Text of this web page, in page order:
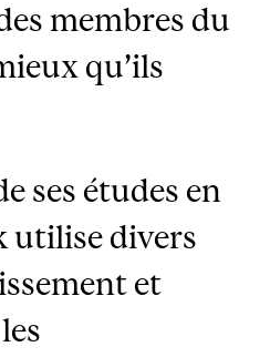
membres du
qu’ils
ses études en
utilise divers
et